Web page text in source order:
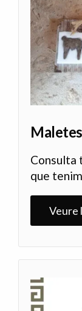
Consulta
que tenim
Veure